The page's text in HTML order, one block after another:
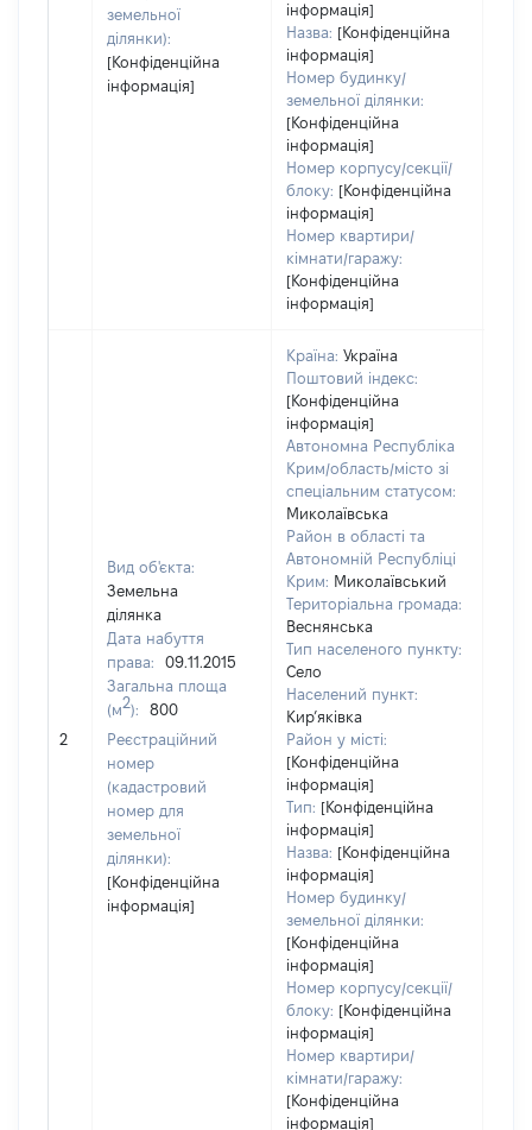
земельної
ділянки):
[Конфіденційна
інформація]
інформація]
Назва: [Конфіденційна
інформація]
Номер будинку/
земельної ділянки:
[Конфіденційна
інформація]
Номер корпусу/секції/
блоку: [Конфіденційна
інформація]
Номер квартири/
кімнати/гаражу:
[Конфіденційна
інформація]
2
Вид об'єкта:
Земельна
ділянка
Дата набуття
права:
09.11.2015
Загальна площа
(м2):
800
Реєстраційний
номер
(кадастровий
номер для
земельної
ділянки):
[Конфіденційна
інформація]
Країна: Україна
Поштовий індекс:
[Конфіденційна
інформація]
Автономна Республіка
Крим/область/місто зі
спеціальним статусом:
Миколаївська
Район в області та
Автономній Республіці
Крим: Миколаївський
Територіальна громада:
Веснянська
Тип населеного пункту:
Село
Населений пункт:
Кир’яківка
Район у місті:
[Конфіденційна
інформація]
Тип: [Конфіденційна
інформація]
Назва: [Конфіденційна
інформація]
Номер будинку/
земельної ділянки:
[Конфіденційна
інформація]
Номер корпусу/секції/
блоку: [Конфіденційна
інформація]
Номер квартири/
кімнати/гаражу:
[Конфіденційна
інформація]